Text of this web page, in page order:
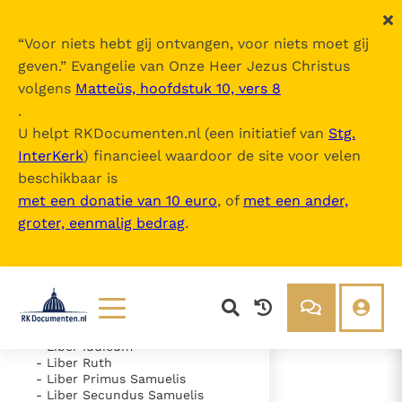
“Voor niets hebt gij ontvangen, voor niets moet gij
geven.” Evangelie van Onze Heer Jezus Christus
volgens Matteüs, hoofdstuk 10, vers 8
.
U helpt RKDocumenten.nl (een initiatief van Stg.
InterKerk) financieel waardoor de site voor velen
beschikbaar is
met een donatie van 10 euro, of met een ander,
groter, eenmalig bedrag.
Lezen
Documenten
Over ons
Nova Vulgata
Inhoudsopgave
uitklappen
- Vetus Testamentum
- Liber Exodus
- Liber Numeri
- Liber Deuteronomii
- Liber Iudicum
- Liber Ruth
- Liber Primus Samuelis
- Liber Secundus Samuelis
- Caput 13